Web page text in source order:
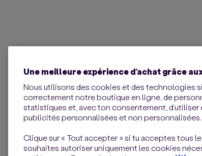
Une meilleure expérience d’achat grâce
Nous utilisons des cookies et des technologies
correctement notre boutique en ligne, de
statistiques et, avec ton consentement,
publicités personnalisées et non personnalisées.
Clique sur « Tout accepter » si tu acceptes tous
souhaites autoriser uniquement les cookies